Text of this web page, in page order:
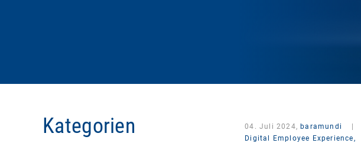
Kategorien 04. Juli 2024, baramundi
Digital Employee Experience,